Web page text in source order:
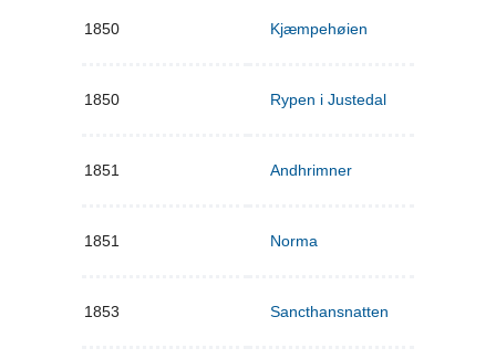
1850 Kjæmpehøien
1850 Rypen i Justedal
1851 Andhrimner
1851 Norma
1853 Sancthansnatten